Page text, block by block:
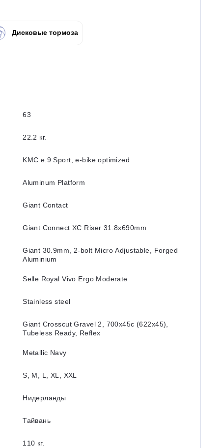
Дисковые тормоза
63
22.2 кг.
KMC e.9 Sport, e-bike optimized
Aluminum Platform
Giant Contact
Giant Connect XC Riser 31.8x690mm
Giant 30.9mm, 2-bolt Micro Adjustable, Forged
Aluminium
Selle Royal Vivo Ergo Moderate
Stainless steel
Giant Crosscut Gravel 2, 700x45c (622x45),
Tubeless Ready, Reflex
Metallic Navy
S, M, L, XL, XXL
Нидерланды
Тайвань
110 кг.